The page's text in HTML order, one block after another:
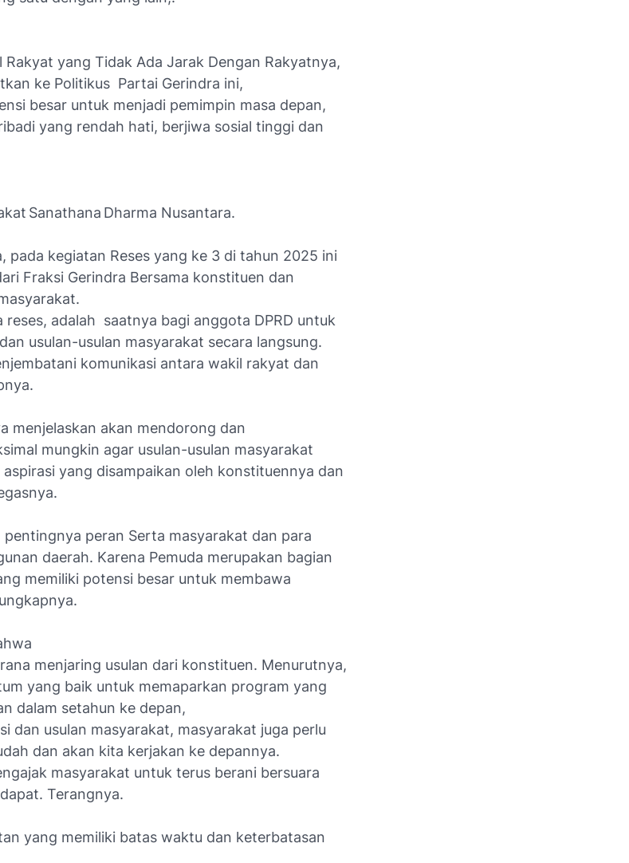
Rakyat yang Tidak Ada Jarak Dengan Rakyatnya,
ke Politikus Partai Gerindra ini,
besar untuk menjadi pemimpin masa depan,
yang rendah hati, berjiwa sosial tinggi dan
Sanathana Dharma Nusantara.
pada kegiatan Reses yang ke 3 di tahun 2025 ini
Fraksi Gerindra Bersama konstituen dan
reses, adalah saatnya bagi anggota DPRD untuk
usulan-usulan masyarakat secara langsung.
komunikasi antara wakil rakyat dan
menjelaskan akan mendorong dan
mungkin agar usulan-usulan masyarakat
yang disampaikan oleh konstituennya dan
pentingnya peran Serta masyarakat dan para
daerah. Karena Pemuda merupakan bagian
memiliki potensi besar untuk membawa
menjaring usulan dari konstituen. Menurutnya,
yang baik untuk memaparkan program yang
dalam setahun ke depan,
dan usulan masyarakat, masyarakat juga perlu
dan akan kita kerjakan ke depannya.
masyarakat untuk terus berani bersuara
Terangnya.
yang memiliki batas waktu dan keterbatasan